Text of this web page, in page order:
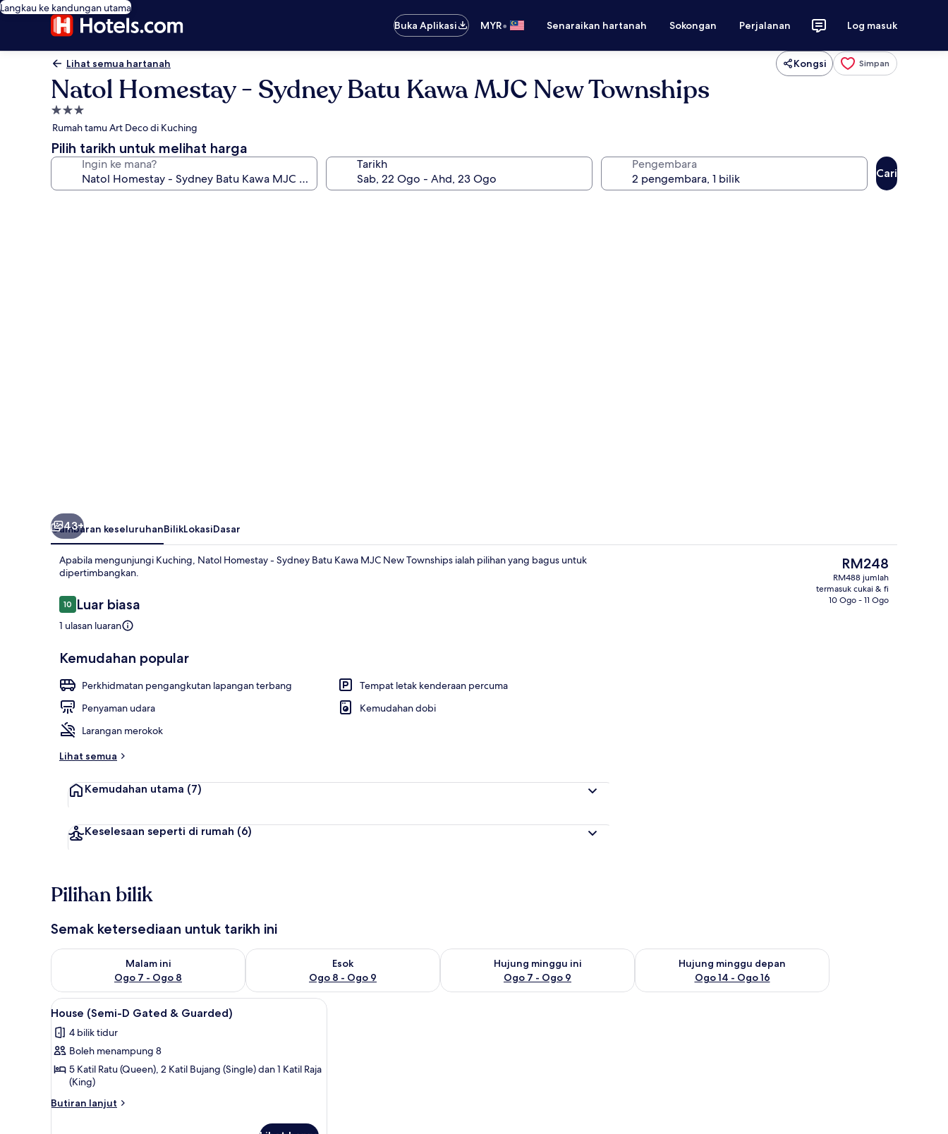
Langkau ke kandungan utama
Buka Aplikasi
MYR• Senaraikan hartanah Sokongan Perjalanan Log masuk
Lihat semua hartanah Kongsi Simpan
Natol Homestay - Sydney Batu Kawa MJC New Townships
Hartanah
3.0
bintang
Rumah tamu Art Deco di Kuching
Pilih tarikh untuk melihat harga
Ingin ke mana? Tarikh Pengembara
Cari
Depan hartanah
43+
Gambaran keseluruhanBilikLokasiDasar
Apabila mengunjungi Kuching, Natol Homestay - Sydney Batu Kawa MJC New Townships ialah pilihan yang bagus untuk
dipertimbangkan.
Ulasan
1010 daripada 10
Luar biasa
1 ulasan luaran
Kemudahan popular
Perkhidmatan pengangkutan lapangan terbang
Tempat letak kenderaan percuma
Penyaman udara
Kemudahan dobi
Larangan merokok
Lihat semua
Kemudahan utama (7)
Keselesaan seperti di rumah (6)
Harga
semasa
ialah
RM248
RM248
RM488 jumlah
termasuk cukai & fi
10 Ogo - 11 Ogo
Pilihan bilik
Semak ketersediaan untuk tarikh ini
Malam ini
Ogo 7 - Ogo 8
Semak ketersediaan untuk malam ini Ogo 7 - Ogo 8
Esok
Ogo 8 - Ogo 9
Semak ketersediaan untuk esok Ogo 8 - Ogo 9
Hujung minggu ini
Ogo 7 - Ogo 9
Semak ketersediaan untuk hujung minggu ini Ogo 7 - Ogo 9
Hujung minggu depan
Ogo 14 - Ogo 16
Semak ketersediaan untuk hujung minggu depan Ogo 14 -
Lihat
semua
foto
untuk
House
(Semi-
D
14
House (Semi-D Gated & Guarded)
4 bilik tidur
Boleh menampung 8
5 Katil Ratu (Queen), 2 Katil Bujang (Single) dan 1 Katil Raja
(King)
Butiran lanjut
Butiran